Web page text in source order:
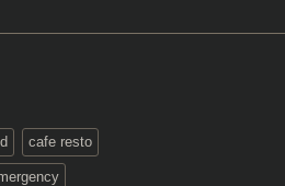
cafe resto